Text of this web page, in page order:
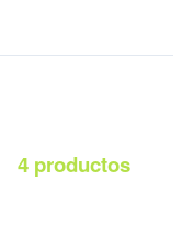
4 productos